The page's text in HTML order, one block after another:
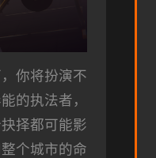
你将扮演不
的执法者，
择都可能影
个城市的命